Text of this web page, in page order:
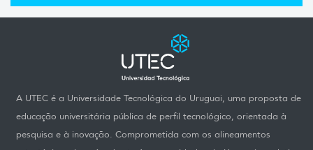
A UTEC é a Universidade Tecnológica do Uruguai, uma proposta de
educação universitária pública de perfil tecnológico, orientada à
pesquisa e à inovação. Comprometida com os alineamentos